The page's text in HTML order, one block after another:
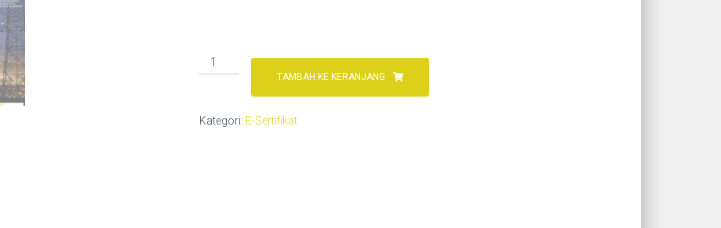
Kuantitas
Sertifikat
AMI
TAMBAH KE KERANJANG
Kategori: E-Sertifikat